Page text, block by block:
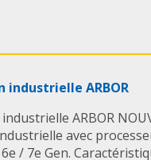
industrielle ARBOR
ARBOR
avec
/ 7e Gen.